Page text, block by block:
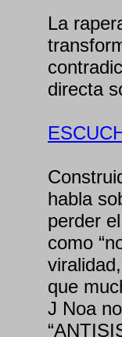
La
directa
habla
perder
como
que
J Noa